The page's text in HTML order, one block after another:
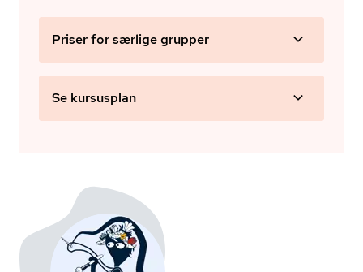
Priser for særlige grupper
Se kursusplan